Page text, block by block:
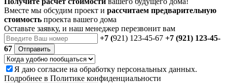
Вместе мы обсудим проект и рассчитаем предварительную
стоимость проекта вашего дома
Оставьте заявку, и наш менеджер перезвонит вам
+7 (921) 123-45-67 +7 (921) 123-45-
67
Отправить
Я даю согласие на обработку персональных данных.
Подробнее в Политике конфиденциальности